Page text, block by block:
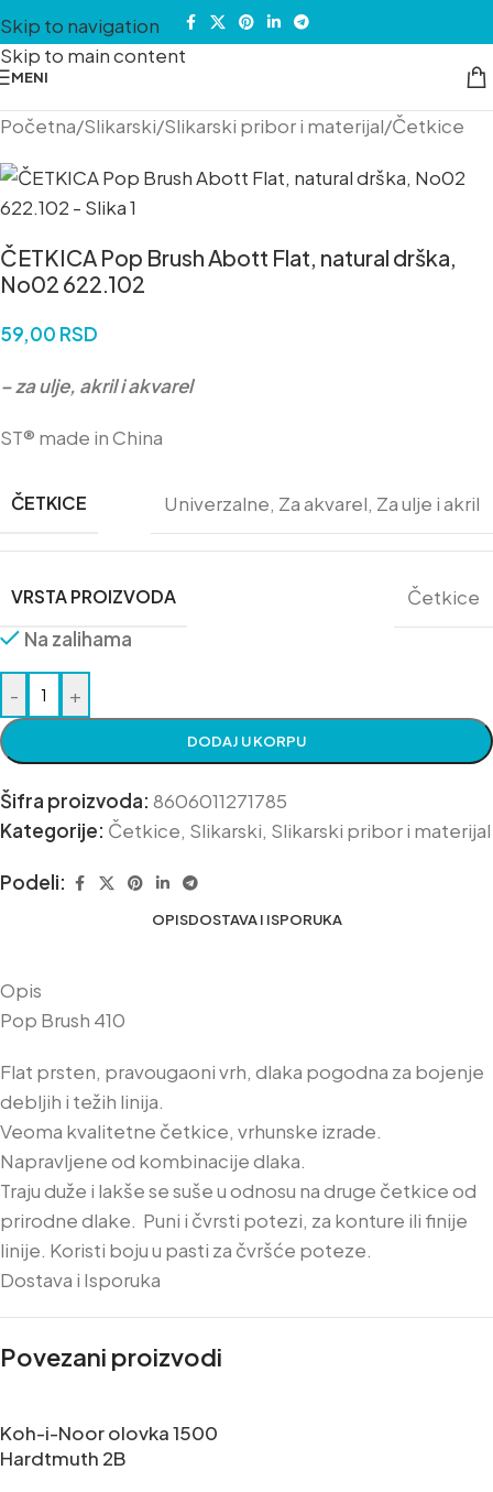
Skip to navigation
Skip to main content
MENI
Početna/Slikarski/Slikarski pribor i materijal/Četkice
ČETKICA Pop Brush Abott Flat, natural drška,
No02 622.102
59,00 RSD
– za ulje, akril i akvarel
ST® made in China
ČETKICE Univerzalne, Za akvarel, Za ulje i akril
VRSTA PROIZVODA
Četkice
Na zalihama
- +
DODAJ U KORPU
Šifra proizvoda: 8606011271785
Kategorije: Četkice, Slikarski, Slikarski pribor i materijal
Podeli:
OPISDOSTAVA I ISPORUKA
Opis
Pop Brush 410
Flat prsten, pravougaoni vrh, dlaka pogodna za bojenje
debljih i težih linija.
Veoma kvalitetne četkice, vrhunske izrade.
Napravljene od kombinacije dlaka.
Traju duže i lakše se suše u odnosu na druge četkice od
prirodne dlake. Puni i čvrsti potezi, za konture ili finije
linije. Koristi boju u pasti za čvršće poteze.
Dostava i Isporuka
Povezani proizvodi
Koh-i-Noor olovka 1500
Hardtmuth 2B